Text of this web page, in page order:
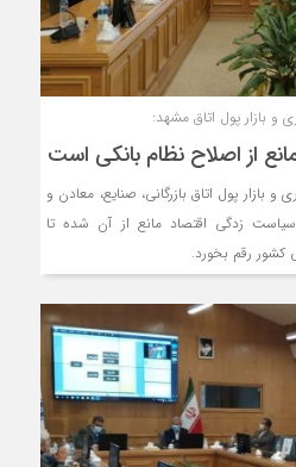
و بازار پول اتاق مشهد:
از اصلاح نظام بانکی است
بازار پول اتاق بازرگانی، صنایع، معادن و
زدگی اقتصاد مانع از آن شده تا
کشور رقم بخورد.